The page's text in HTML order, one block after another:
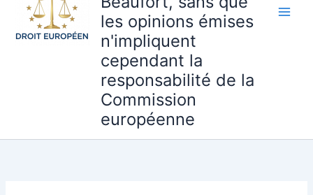
les opinions émises
n'impliquent
cependant la
responsabilité de la
Commission
européenne